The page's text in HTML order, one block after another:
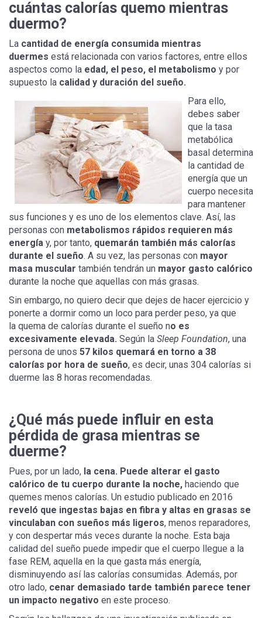
cuántas calorías quemo mientras
duermo?
La cantidad de energía consumida mientras
duermes está relacionada con varios factores, entre ellos
aspectos como la edad, el peso, el metabolismo y por
supuesto la calidad y duración del sueño.
Para ello,
debes saber
que la tasa
metabólica
basal determina
la cantidad de
energía que un
cuerpo necesita
para mantener
sus funciones y es uno de los elementos clave. Así, las
personas con metabolismos rápidos requieren más
energía y, por tanto, quemarán también más calorías
durante el sueño. A su vez, las personas con mayor
masa muscular también tendrán un mayor gasto calórico
durante la noche que aquellas con más grasas.
Sin embargo, no quiero decir que dejes de hacer ejercicio y
ponerte a dormir como un loco para perder peso, ya que
la quema de calorías durante el sueño no es
excesivamente elevada. Según la Sleep Foundation, una
persona de unos 57 kilos quemará en torno a 38
calorías por hora de sueño, es decir, unas 304 calorías si
duerme las 8 horas recomendadas.
¿Qué más puede influir en esta
pérdida de grasa mientras se
duerme?
Pues, por un lado, la cena. Puede alterar el gasto
calórico de tu cuerpo durante la noche, haciendo que
quemes menos calorías. Un estudio publicado en 2016
reveló que ingestas bajas en fibra y altas en grasas se
vinculaban con sueños más ligeros, menos reparadores,
y con despertar más veces durante la noche. Esta baja
calidad del sueño puede impedir que el cuerpo llegue a la
fase REM, aquella en la que gasta más energía,
disminuyendo así las calorías consumidas. Además, por
otro lado, cenar demasiado tarde también parece tener
un impacto negativo en este proceso.